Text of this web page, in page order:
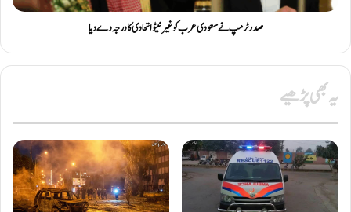
صدر ٹرمپ نے سعودی عرب کو غیر نیٹو اتحادی کا درجہ دے دیا
یہ بھی پڑھیے